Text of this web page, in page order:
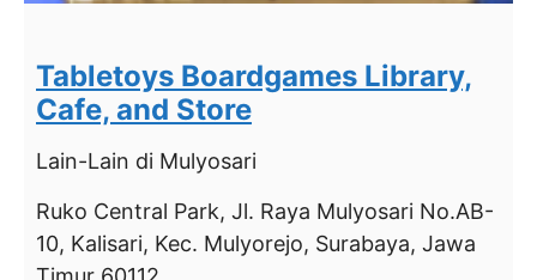
Tabletoys Boardgames Library,
Cafe, and Store
Lain-Lain di Mulyosari
Ruko Central Park, Jl. Raya Mulyosari No.AB-
10, Kalisari, Kec. Mulyorejo, Surabaya, Jawa